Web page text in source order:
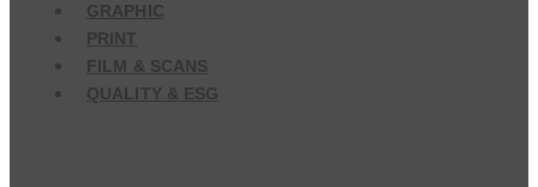
GRAPHIC
PRINT
FILM & SCANS
QUALITY & ESG